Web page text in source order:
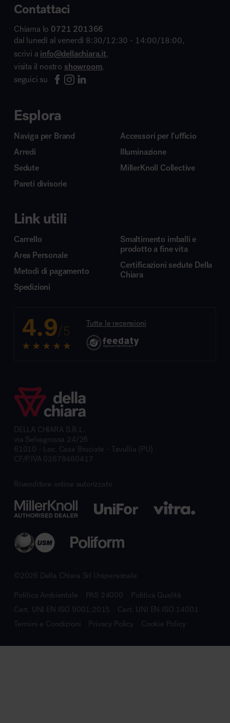
Contattaci
Chiama lo 0721 201366
dal lunedì al venerdì 8:30/12:30 - 14:00/18:00,
scrivi a info@dellachiara.it,
visita il nostro showroom,
seguici su
Esplora
Naviga per Brand
Arredi
Sedute
Pareti divisorie
Accessori per l’ufficio
Illuminazione
MillerKnoll Collective
Link utili
Carrello
Area Personale
Metodi di pagamento
Spedizioni
Smaltimento imballi e
prodotto a fine vita
Certificazioni sedute Della
Chiara
4.9/5 Tutte le recensioni
DELLA CHIARA S.R.L.
via Selvagrossa 24/26
61010 - Loc. Case Bruciate - Tavullia (PU)
CF/P.IVA 02678460417
Rivenditore online autorizzato
©2026 Della Chiara Srl Unipersonale
Politica Ambientale PAS 24000
Politica Qualità
Cert. UNI EN ISO 9001:2015
Cert. UNI EN ISO 14001
Termini e Condizioni
Privacy Policy Cookie Policy